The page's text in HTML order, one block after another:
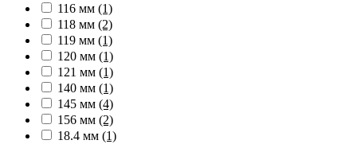
116 мм (1)
118 мм (2)
119 мм (1)
120 мм (1)
121 мм (1)
140 мм (1)
145 мм (4)
156 мм (2)
18.4 мм (1)